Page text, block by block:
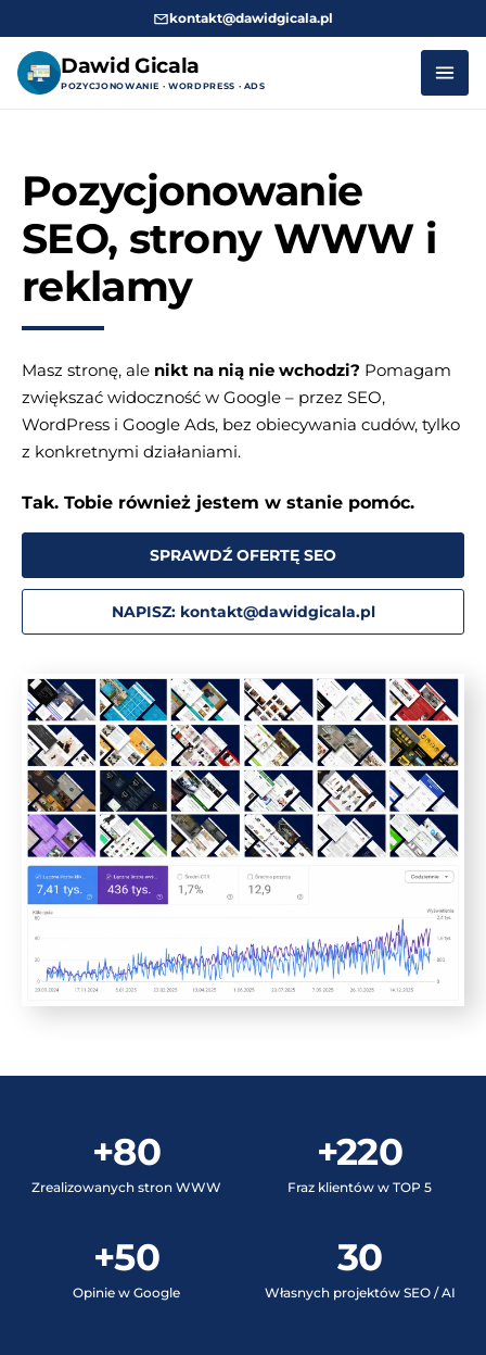
kontakt@dawidgicala.pl
Dawid Gicala
POZYCJONOWANIE · WORDPRESS · ADS
treściPozycjonowanie
SEO, strony WWW i
reklamy
Masz stronę, ale nikt na nią nie wchodzi? Pomagam
zwiększać widoczność w Google – przez SEO,
WordPress i Google Ads, bez obiecywania cudów, tylko
z konkretnymi działaniami.
Tak. Tobie również jestem w stanie pomóc.
SPRAWDŹ OFERTĘ SEO
NAPISZ: kontakt@dawidgicala.pl
+80
Zrealizowanych stron WWW
+220
Fraz klientów w TOP 5
+50
Opinie w Google
30
Własnych projektów SEO / AI